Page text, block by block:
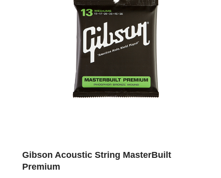
Gibson Acoustic String MasterBuilt
Premium